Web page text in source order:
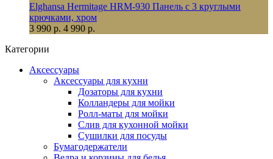
Elghansa Hermitage HRM-930 Панель с 3 круглыми
крючками, хром
3 990 р. 4 990 р.
Категории
Аксессуары
Аксессуары для кухни
Дозаторы для кухни
Колландеры для мойки
Ролл-маты для мойки
Слив для кухонной мойки
Сушилки для посуды
Бумагодержатели